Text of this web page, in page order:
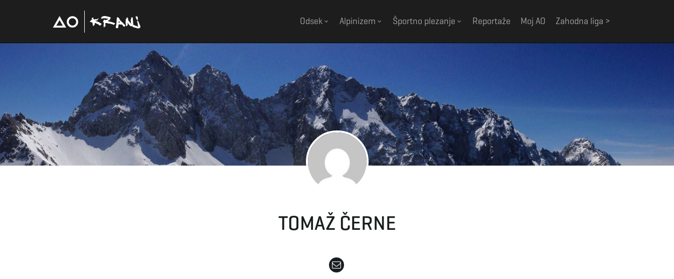
Odsek Alpinizem Športno plezanje Reportaže Moj AO Zahodna liga >
TOMAŽ ČERNE